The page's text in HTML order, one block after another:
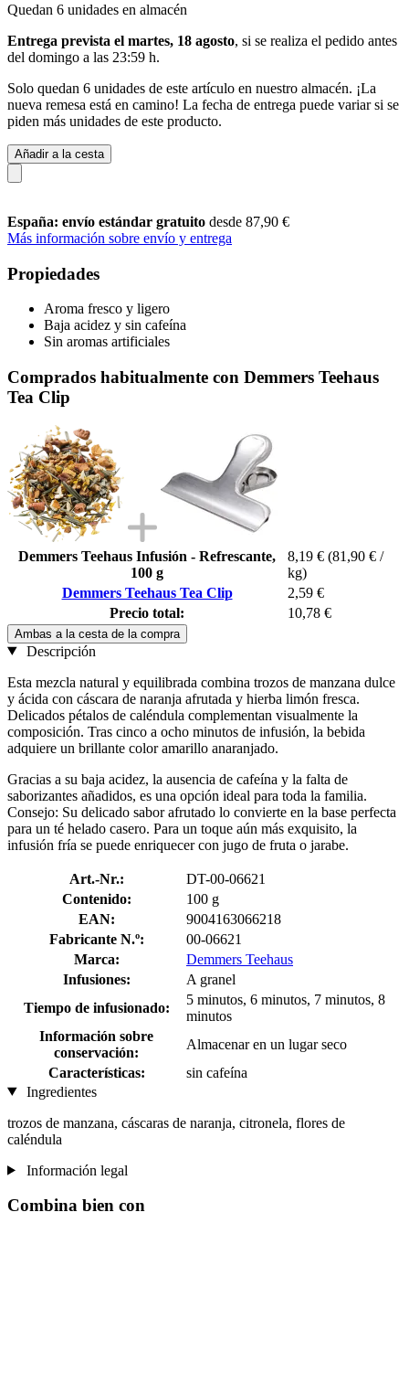
Quedan 6 unidades en almacén
Entrega prevista el martes, 18 agosto, si se realiza el pedido antes
del domingo a las 23:59 h.
Solo quedan 6 unidades de este artículo en nuestro almacén. ¡La
nueva remesa está en camino! La fecha de entrega puede variar si se
piden más unidades de este producto.
Añadir a la cesta
España: envío estándar gratuito desde 87,90 €
Más información sobre envío y entrega
Propiedades
Aroma fresco y ligero
Baja acidez y sin cafeína
Sin aromas artificiales
Comprados habitualmente con Demmers Teehaus
Tea Clip
Demmers Teehaus Infusión - Refrescante,
100 g
8,19 € (81,90 € /
kg)
Demmers Teehaus Tea Clip
2,59 €
Precio total:
10,78 €
Ambas a la cesta de la compra
Descripción
Esta mezcla natural y equilibrada combina trozos de manzana dulce
y ácida con cáscara de naranja afrutada y hierba limón fresca.
Delicados pétalos de caléndula complementan visualmente la
composición. Tras cinco a ocho minutos de infusión, la bebida
adquiere un brillante color amarillo anaranjado.
Gracias a su baja acidez, la ausencia de cafeína y la falta de
saborizantes añadidos, es una opción ideal para toda la familia.
Consejo: Su delicado sabor afrutado lo convierte en la base perfecta
para un té helado casero. Para un toque aún más exquisito, la
infusión fría se puede enriquecer con jugo de fruta o jarabe.
Art.-Nr.:
DT-00-06621
Contenido:
100 g
EAN:
9004163066218
Fabricante N.º:
00-06621
Marca:
Demmers Teehaus
Infusiones:
A granel
Tiempo de infusionado:
5 minutos, 6 minutos, 7 minutos, 8
minutos
Información sobre
conservación:
Almacenar en un lugar seco
Características:
sin cafeína
Ingredientes
trozos de manzana, cáscaras de naranja, citronela, flores de
caléndula
Información legal
Combina bien con